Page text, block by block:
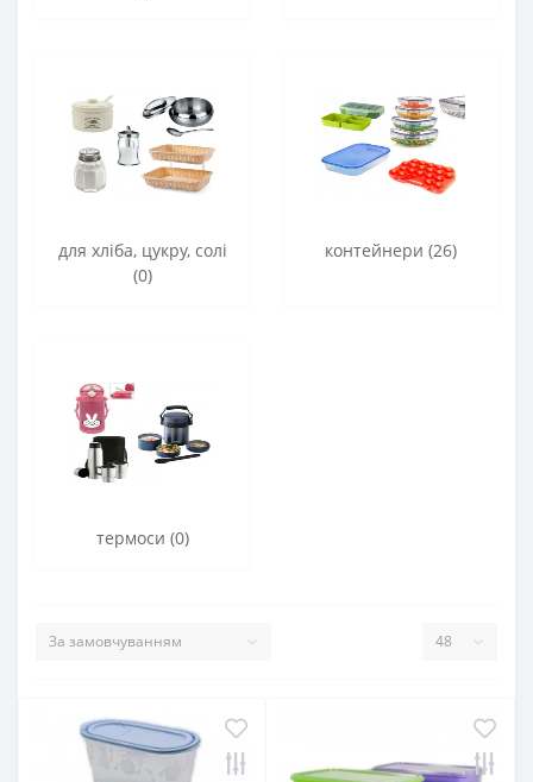
для хліба, цукру, солі
(0)
контейнери (26)
термоси (0)